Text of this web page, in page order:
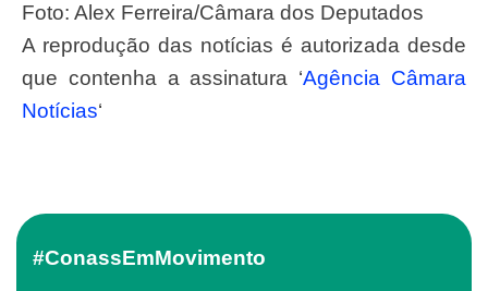
Foto: Alex Ferreira/Câmara dos Deputados
A reprodução das notícias é autorizada desde
que contenha a assinatura ‘Agência Câmara
Notícias‘
#ConassEmMovimento